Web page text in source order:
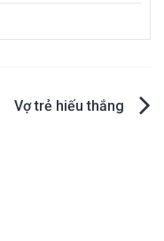
Vợ trẻ hiếu thắng